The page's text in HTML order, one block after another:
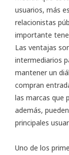
usuarios, más
relacionistas
importante
Las ventajas
intermediarios
mantener un
compran
las marcas que
además,
principales
Uno de los